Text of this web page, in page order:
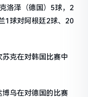
洛泽（德国）5球，2
1球对阿根廷2球、20
克在对韩国比赛中
乌在对德国的比赛